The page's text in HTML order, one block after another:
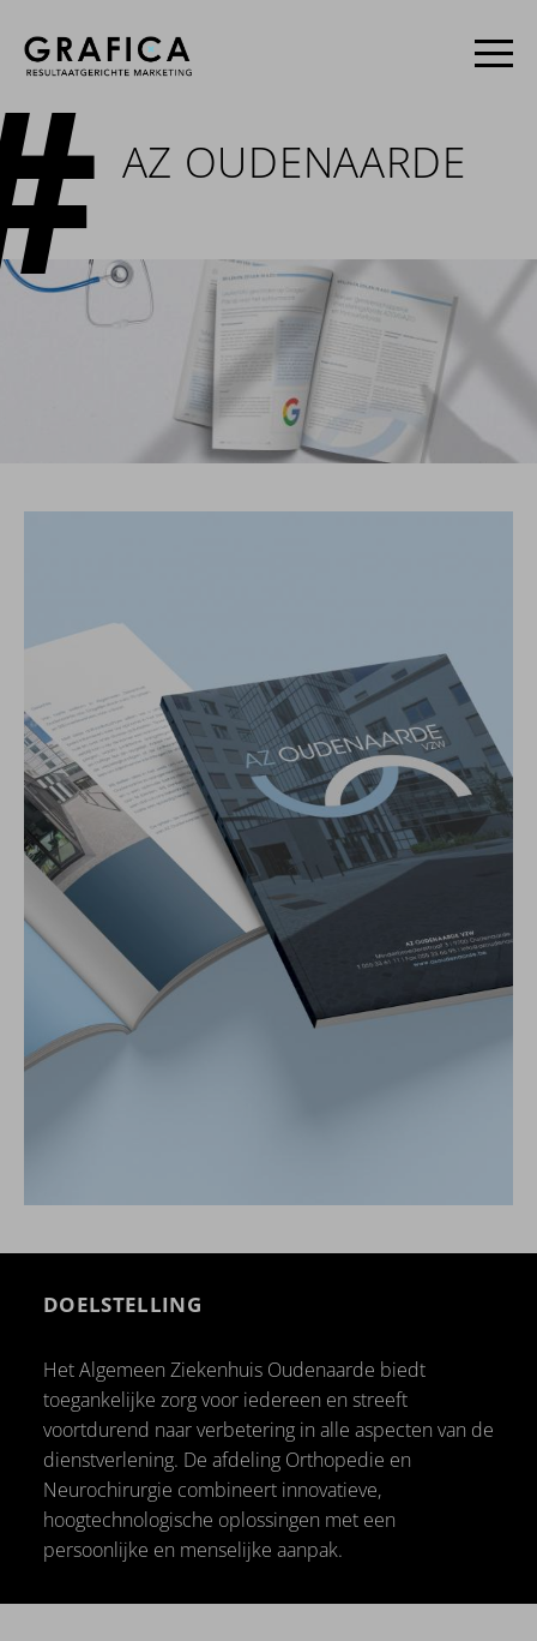
AZ OUDENAARDE
DOELSTELLING
Het Algemeen Ziekenhuis Oudenaarde biedt
toegankelijke zorg voor iedereen en streeft
voortdurend naar verbetering in alle aspecten van de
dienstverlening. De afdeling Orthopedie en
Neurochirurgie combineert innovatieve,
hoogtechnologische oplossingen met een
persoonlijke en menselijke aanpak.